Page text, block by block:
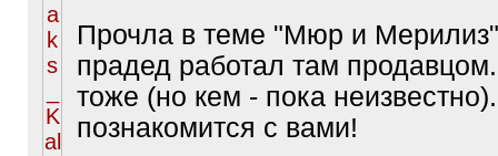
Прочла в теме "Мюр и
прадед работал там
тоже (но кем - пока
познакомится с вами!